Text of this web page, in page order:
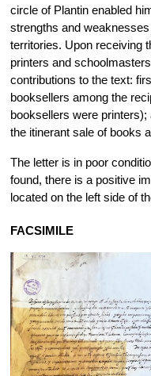
circle of Plantin enabled
strengths and
territories. Upon receiving
printers and
contributions to the text:
booksellers among the
booksellers were
the itinerant sale of books
The letter is in poor
found, there is a positive
located on the left side of
FACSIMILE